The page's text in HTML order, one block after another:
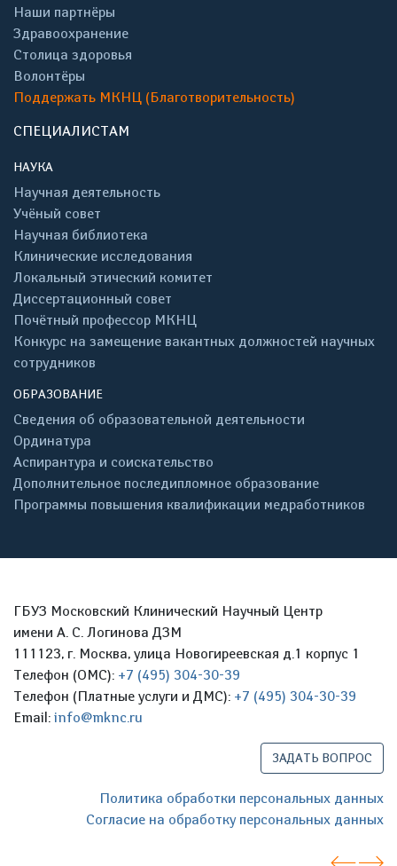
Наши партнёры
Здравоохранение
Столица здоровья
Волонтёры
Поддержать МКНЦ (Благотворительность)
СПЕЦИАЛИСТАМ
НАУКА
Научная деятельность
Учёный совет
Научная библиотека
Клинические исследования
Локальный этический комитет
Диссертационный совет
Почётный профессор МКНЦ
Конкурс на замещение вакантных должностей научных
сотрудников
ОБРАЗОВАНИЕ
Сведения об образовательной деятельности
Ординатура
Аспирантура и соискательство
Дополнительное последипломное образование
Программы повышения квалификации медработников
ГБУЗ Московский Клинический Научный Центр
имени А. С. Логинова ДЗМ
111123, г. Москва, улица Новогиреевская д.1 корпус 1
Телефон (ОМС): +7 (495) 304-30-39
Телефон (Платные услуги и ДМС): +7 (495) 304-30-39
Email: info@mknc.ru
ЗАДАТЬ ВОПРОС
Политика обработки персональных данных
Согласие на обработку персональных данных